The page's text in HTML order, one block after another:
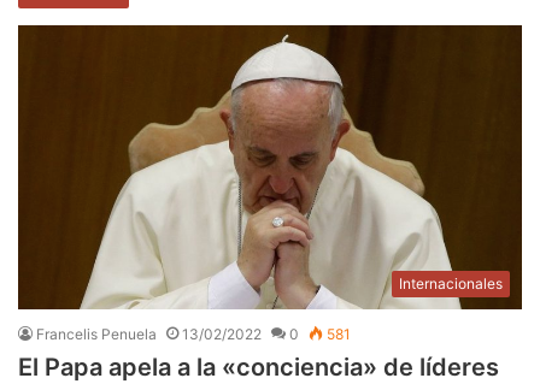
Internacionales
Francelis Penuela 13/02/2022 0 581
El Papa apela a la «conciencia» de líderes